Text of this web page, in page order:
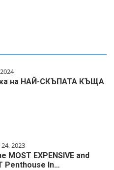
на НАЙ-СКЪПАТА КЪЩА
2023
MOST EXPENSIVE and
Penthouse In…